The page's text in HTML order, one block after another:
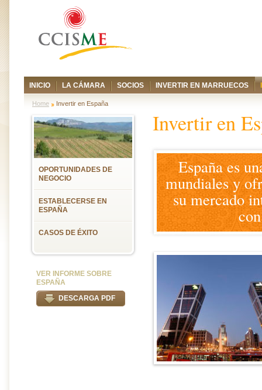
INICIO LA CÁMARA SOCIOS INVERTIR EN MARRUECOS
Home Invertir en España
Invertir en
España es
mundiales y
su mercado
OPORTUNIDADES DE
NEGOCIO
ESTABLECERSE EN
ESPAÑA
CASOS DE ÉXITO
VER INFORME SOBRE
ESPAÑA
DESCARGA PDF